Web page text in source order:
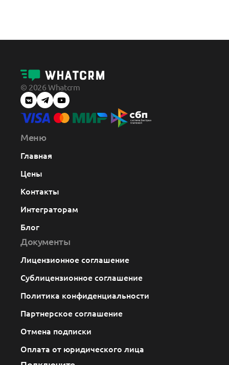
© 2026 Whatcrm
Меню
Главная
Цены
Контакты
Интеграторам
Блог
Документы
Лицензионное соглашение
Сублицензионное соглашение
Политика конфиденциальности
Партнерское соглашение
Отмена подписки
Оплата от юридического лица